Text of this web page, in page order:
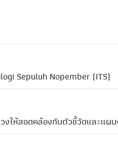
Sepuluh Nopember (ITS)
ให้สอดคล้องกับตัวชี้วัดและแผน